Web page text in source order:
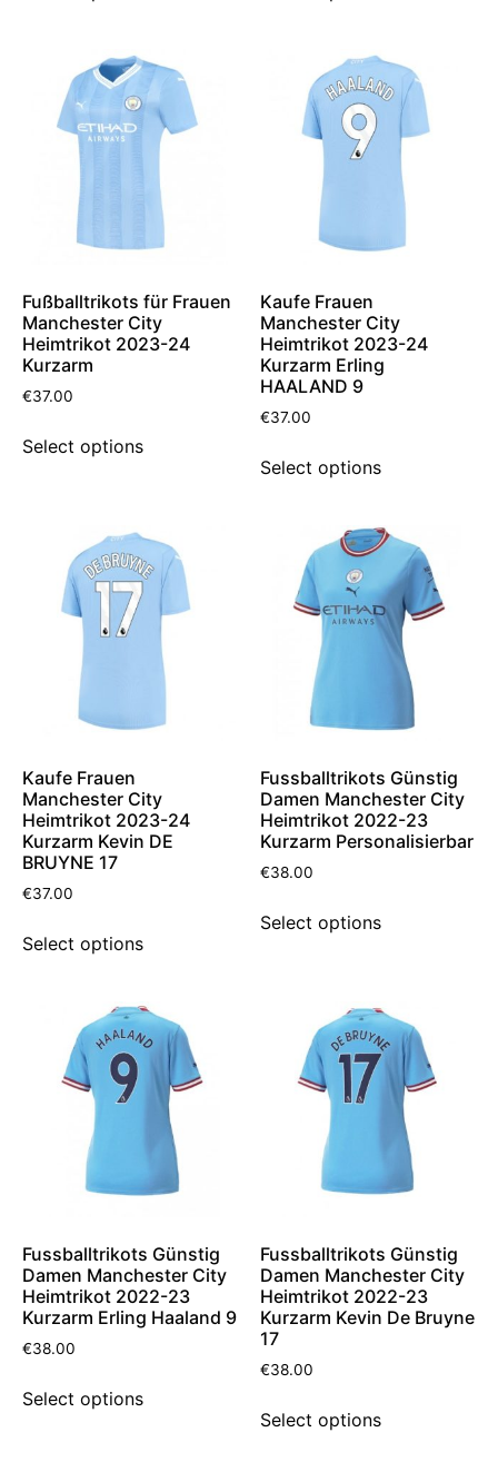
Fußballtrikots für Frauen
Manchester City
Heimtrikot 2023-24
Kurzarm
€37.00
Select options
Kaufe Frauen
Manchester City
Heimtrikot 2023-24
Kurzarm Erling
HAALAND 9
€37.00
Select options
Kaufe Frauen
Manchester City
Heimtrikot 2023-24
Kurzarm Kevin DE
BRUYNE 17
€37.00
Select options
Fussballtrikots Günstig
Damen Manchester City
Heimtrikot 2022-23
Kurzarm Personalisierbar
€38.00
Select options
Fussballtrikots Günstig
Damen Manchester City
Heimtrikot 2022-23
Kurzarm Erling Haaland 9
€38.00
Select options
Fussballtrikots Günstig
Damen Manchester City
Heimtrikot 2022-23
Kurzarm Kevin De Bruyne
17
€38.00
Select options